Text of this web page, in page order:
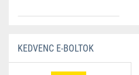
KEDVENC E-BOLTOK